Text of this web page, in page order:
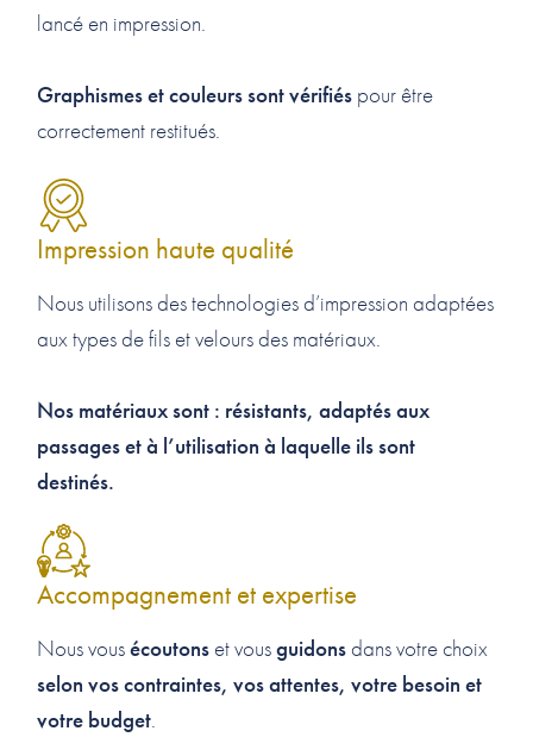
lancé en impression.
Graphismes et couleurs sont vérifiés pour être
correctement restitués.
Impression haute qualité
Nous utilisons des technologies d’impression adaptées
aux types de fils et velours des matériaux.
Nos matériaux sont : résistants, adaptés aux
passages et à l’utilisation à laquelle ils sont
destinés.
Accompagnement et expertise
Nous vousécoutons et vousguidons dans votre choix
selon vos contraintes, vos attentes, votre besoin et
votre budget.